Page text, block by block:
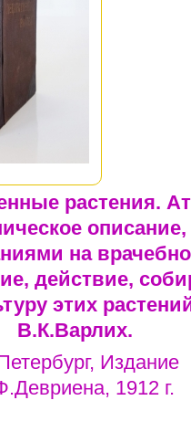
растения.
описание,
на
действие,
этих
В.К.Варлих.
Издание
1912 г.